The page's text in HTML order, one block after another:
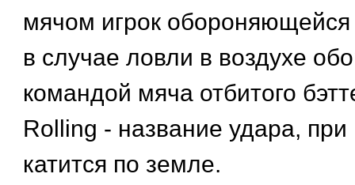
мячом игрок
в случае ловли в воздухе
командой мяча отбитого
Rolling - название удара,
катится по земле.